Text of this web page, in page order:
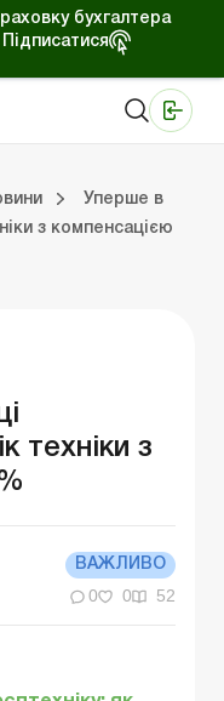
бухгалтера
Підписатися
Уперше в
з компенсацією
техніки з
ВАЖЛИВО
0 0 52